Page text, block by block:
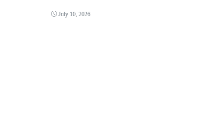
July 10, 2026